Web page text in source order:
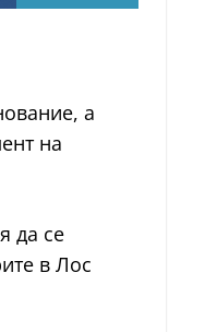
а
на
да се
в Лос